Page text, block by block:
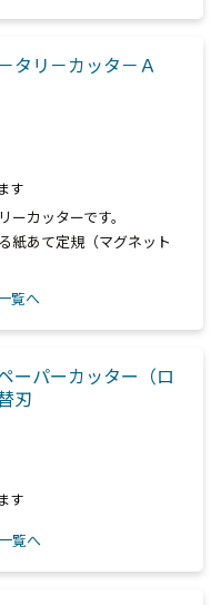
タリ－カッタ－Ａ
す
カッターです。
紙あて定規（マグネット
覧へ
ーパーカッター（ロ
刃
す
覧へ